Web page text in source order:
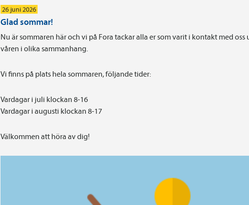
26 juni 2026
Glad sommar!
Nu är sommaren här och vi på Fora tackar alla er som varit i kontakt med oss
våren i olika sammanhang.
Vi finns på plats hela sommaren, följande tider:
Vardagar i juli klockan 8-16
Vardagar i augusti klockan 8-17
Välkommen att höra av dig!